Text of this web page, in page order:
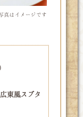
真はイメージです
東風スブタ